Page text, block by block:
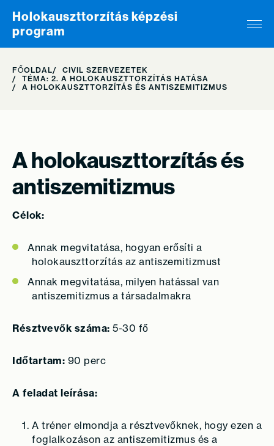
Skip to content
Holokauszttorzítás képzési
program
FŐOLDAL
CIVIL SZERVEZETEK
TÉMA: 2. A HOLOKAUSZTTORZÍTÁS HATÁSA
A HOLOKAUSZTTORZÍTÁS ÉS ANTISZEMITIZMUS
A holokauszttorzítás és
antiszemitizmus
Célok:
Annak megvitatása, hogyan erősíti a
holokauszttorzítás az antiszemitizmust
Annak megvitatása, milyen hatással van
antiszemitizmus a társadalmakra
Résztvevők száma: 5-30 fő
Időtartam: 90 perc
A feladat leírása:
A tréner elmondja a résztvevőknek, hogy ezen a
foglalkozáson az antiszemitizmus és a